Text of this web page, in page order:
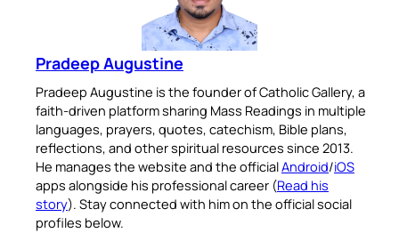
Pradeep Augustine
Pradeep Augustine is the founder of Catholic Gallery, a
faith-driven platform sharing Mass Readings in multiple
languages, prayers, quotes, catechism, Bible plans,
reflections, and other spiritual resources since 2013.
He manages the website and the officialAndroid/iOS
apps alongside his professional career (Read his
story). Stay connected with him on the official social
profiles below.